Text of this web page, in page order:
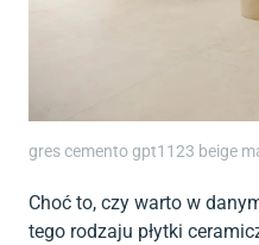
gres cemento gpt1123 beige
Choć to, czy warto w
tego rodzaju płytki